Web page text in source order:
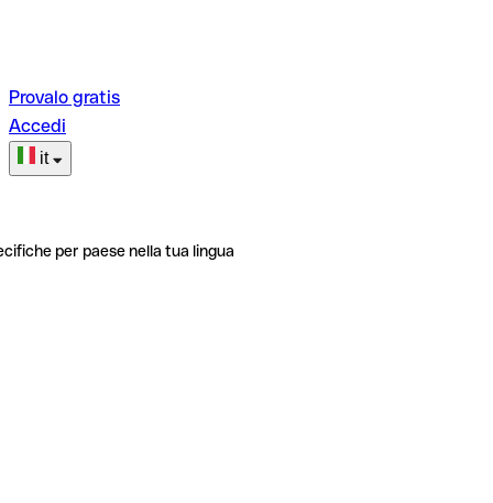
Provalo gratis
Accedi
it
per paese nella tua lingua